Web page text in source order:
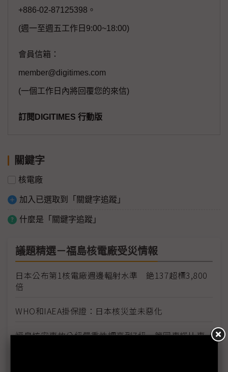
+886-02-87125398。
(週一至週五工作日9:00~18:00)
會員信箱：
member@digitimes.com
(一個工作日內將回覆您的來信)
訂閱DIGITIMES 行動版
關鍵字
核電廠
加入已選取到「關鍵字追蹤」
什麼是「關鍵字追蹤」
議題精選－福島核電廠受災情報
日本公布第1核電廠週邊輻射水準 銫137超標3,800
倍
WHO和IAEA掛保證：日本核災並未惡化
福島核安事故分級嚴重性調高到7級 等同車諾比事